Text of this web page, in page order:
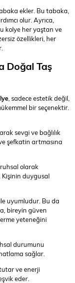
ekler. Bu tabaka,
olur. Ayrıca,
kolye her yaştan ve
özellikleri, her
Doğal Taş
, sadece estetik değil,
bir seçenektir.
sevgi ve bağlılık
şefkatin artmasına
ruhsal olarak
Kişinin duygusal
ile uyumludur. Bu da
bireyin güven
yeteneğini
durumunu
sağlar.
tutar ve enerji
eder.